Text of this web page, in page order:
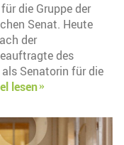
die Gruppe der
Senat. Heute
der
des
Senatorin für die
lesen